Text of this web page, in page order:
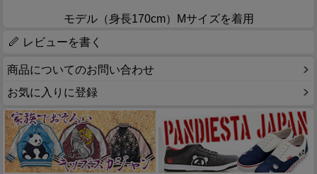
モデル（身長170cm）Mサイズを着用
レビューを書く
商品についてのお問い合わせ
お気に入りに登録